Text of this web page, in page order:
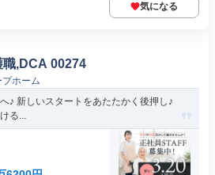
気になる
職,DCA 00274
ホーム
♪ 新しいスタートをあたたかく後押し♪
る...